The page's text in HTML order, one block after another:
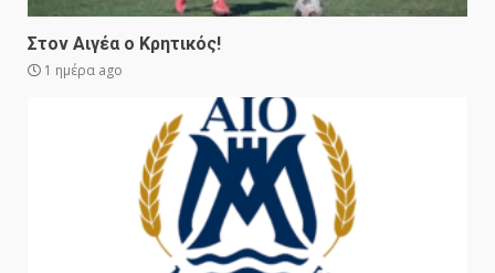
Στον Αιγέα ο Κρητικός!
1 ημέρα ago